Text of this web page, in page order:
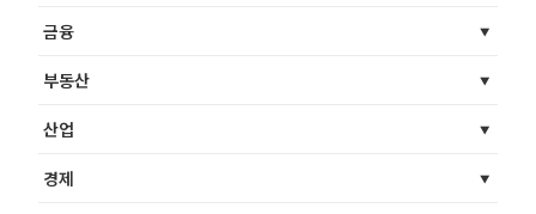
금융
부동산
산업
경제